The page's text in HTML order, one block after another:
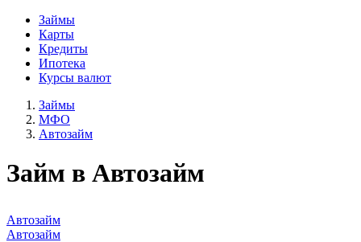
Займы
Карты
Кредиты
Ипотека
Курсы валют
Займы
МФО
Автозайм
Займ в Автозайм
Автозайм
Автозайм